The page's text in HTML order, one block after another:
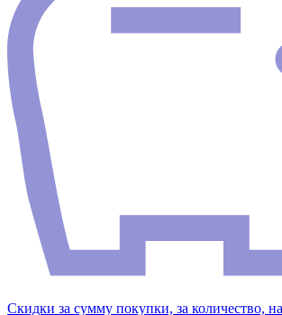
Скидки за сумму покупки, за количество,